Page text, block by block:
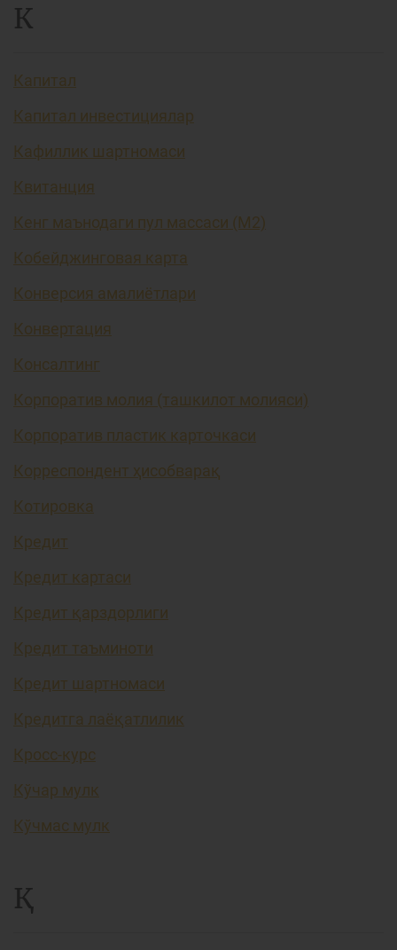
К
Капитал
Капитал инвестициялар
Кафиллик шартномаси
Квитанция
Кенг маънодаги пул массаси (М2)
Кобейджинговая карта
Конверсия амалиётлари
Конвертация
Консалтинг
Корпоратив молия (ташкилот молияси)
Корпоратив пластик карточкаси
Корреспондент ҳисобварақ
Котировка
Кредит
Кредит картаси
Кредит қарздорлиги
Кредит таъминоти
Кредит шартномаси
Кредитга лаёқатлилик
Кросс-курс
Кўчар мулк
Кўчмас мулк
Қ